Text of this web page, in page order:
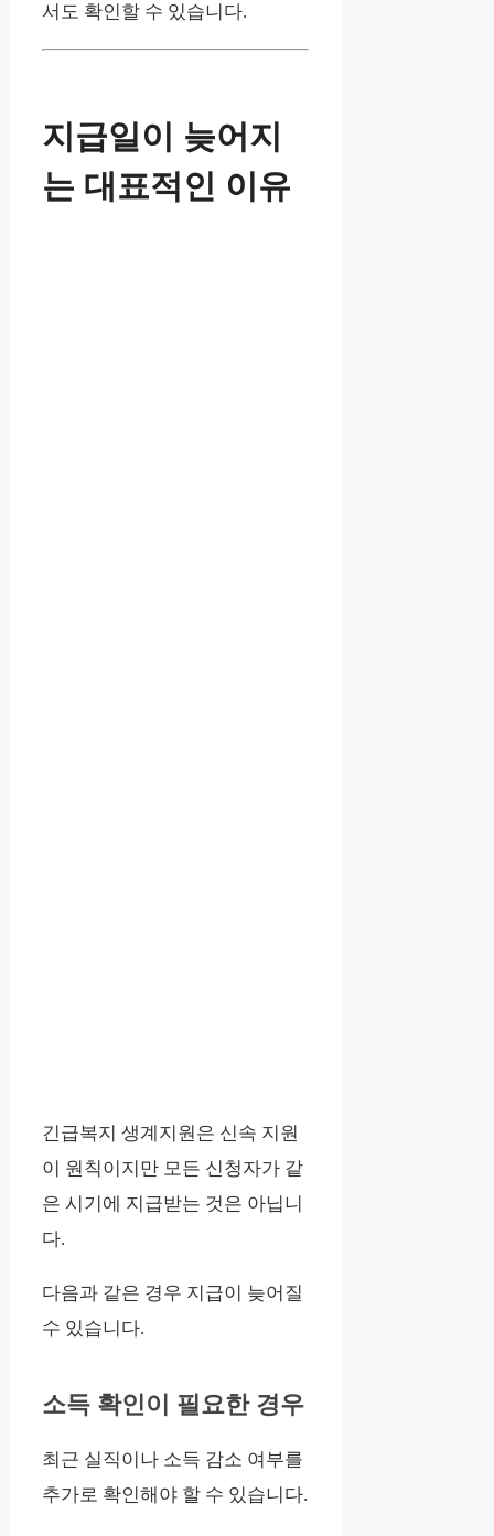
서도 확인할 수 있습니다.
지급일이 늦어지
는 대표적인 이유
긴급복지 생계지원은 신속 지원
이 원칙이지만 모든 신청자가 같
은 시기에 지급받는 것은 아닙니
다.
다음과 같은 경우 지급이 늦어질
수 있습니다.
소득 확인이 필요한 경우
최근 실직이나 소득 감소 여부를
추가로 확인해야 할 수 있습니다.